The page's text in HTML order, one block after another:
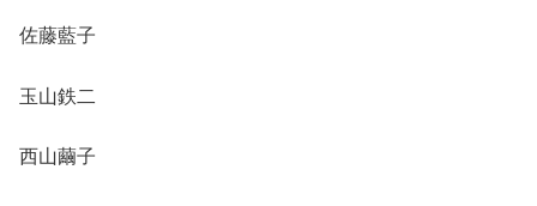
佐藤藍子
玉山鉄二
西山繭子